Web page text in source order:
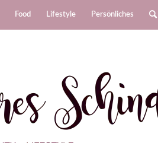
Food Lifestyle Persönliches